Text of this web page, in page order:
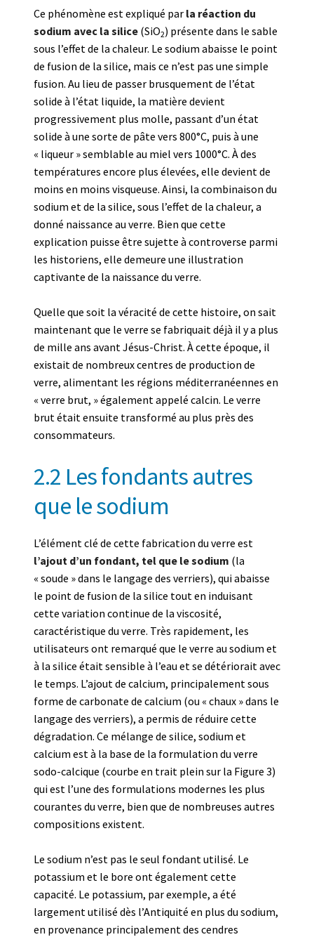
Ce phénomène est expliqué par la réaction du
sodium avec la silice (SiO2) présente dans le sable
sous l’effet de la chaleur. Le sodium abaisse le point
de fusion de la silice, mais ce n’est pas une simple
fusion. Au lieu de passer brusquement de l’état
solide à l’état liquide, la matière devient
progressivement plus molle, passant d’un état
solide à une sorte de pâte vers 800°C, puis à une
« liqueur » semblable au miel vers 1000°C. À des
températures encore plus élevées, elle devient de
moins en moins visqueuse. Ainsi, la combinaison du
sodium et de la silice, sous l’effet de la chaleur, a
donné naissance au verre. Bien que cette
explication puisse être sujette à controverse parmi
les historiens, elle demeure une illustration
captivante de la naissance du verre.
Quelle que soit la véracité de cette histoire, on sait
maintenant que le verre se fabriquait déjà il y a plus
de mille ans avant Jésus-Christ. À cette époque, il
existait de nombreux centres de production de
verre, alimentant les régions méditerranéennes en
« verre brut, » également appelé calcin. Le verre
brut était ensuite transformé au plus près des
consommateurs.
2.2 Les fondants autres
que le sodium
L’élément clé de cette fabrication du verre est
l’ajout d’un fondant, tel que le sodium (la
« soude » dans le langage des verriers), qui abaisse
le point de fusion de la silice tout en induisant
cette variation continue de la viscosité,
caractéristique du verre. Très rapidement, les
utilisateurs ont remarqué que le verre au sodium et
à la silice était sensible à l’eau et se détériorait avec
le temps. L’ajout de calcium, principalement sous
forme de carbonate de calcium (ou « chaux » dans le
langage des verriers), a permis de réduire cette
dégradation. Ce mélange de silice, sodium et
calcium est à la base de la formulation du verre
sodo-calcique (courbe en trait plein sur la Figure 3)
qui est l’une des formulations modernes les plus
courantes du verre, bien que de nombreuses autres
compositions existent.
Le sodium n’est pas le seul fondant utilisé. Le
potassium et le bore ont également cette
capacité. Le potassium, par exemple, a été
largement utilisé dès l’Antiquité en plus du sodium,
en provenance principalement des cendres